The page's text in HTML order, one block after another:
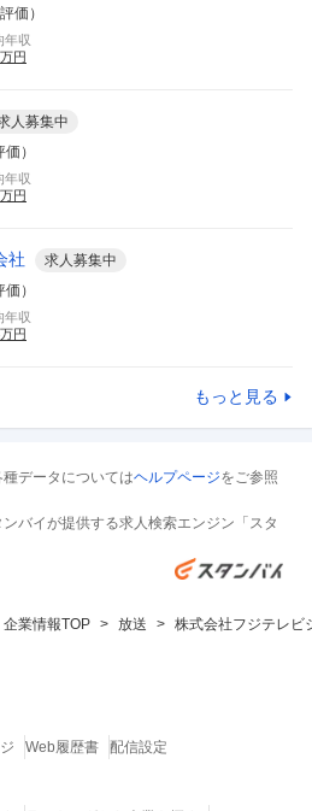
価）
年収
万円
人募集中
）
年収
万円
社 求人募集中
）
年収
万円
もっと見る
データについてはヘルプページをご参照
バイが提供する求人検索エンジン「スタ
企業情報TOP 放送 株式会社フジテレビ
Web履歴書 配信設定